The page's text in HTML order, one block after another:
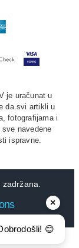
je uračunat u
da svi artikli u
fotografijama i
navedene
ispravne.
×
😊